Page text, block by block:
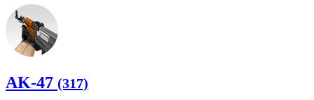
AK-47 (317)